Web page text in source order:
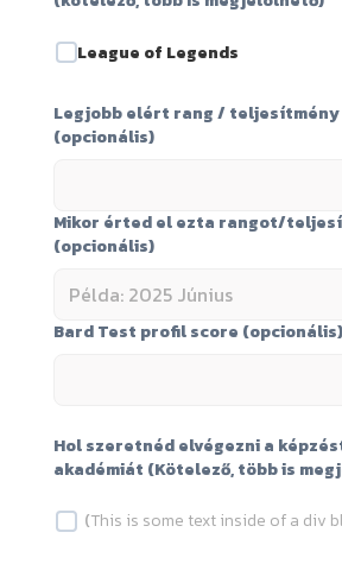
League of Legends
Legjobb elért rang /
(opcionális)
Mikor érted el ezta rangot/
(opcionális)
Bard Test profil score (opcionális)
Hol szeretnéd elvégezni a
akadémiát (Kötelező, több is
(This is some text inside of a div